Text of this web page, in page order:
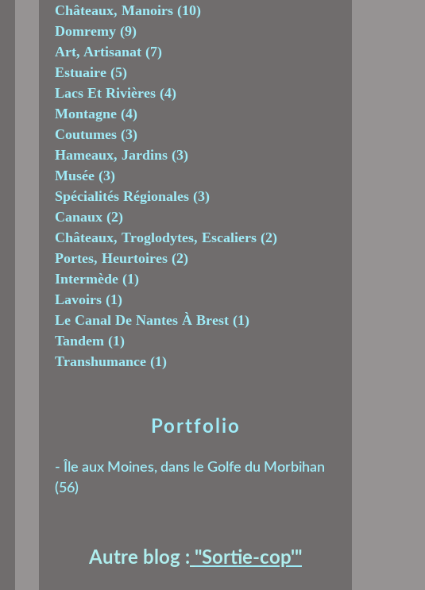
Châteaux, Manoirs (10)
Domremy (9)
Art, Artisanat (7)
Estuaire (5)
Lacs Et Rivières (4)
Montagne (4)
Coutumes (3)
Hameaux, Jardins (3)
Musée (3)
Spécialités Régionales (3)
Canaux (2)
Châteaux, Troglodytes, Escaliers (2)
Portes, Heurtoires (2)
Intermède (1)
Lavoirs (1)
Le Canal De Nantes À Brest (1)
Tandem (1)
Transhumance (1)
Portfolio
- Île aux Moines, dans le Golfe du Morbihan
(56)
Autre blog : "Sortie-cop'"